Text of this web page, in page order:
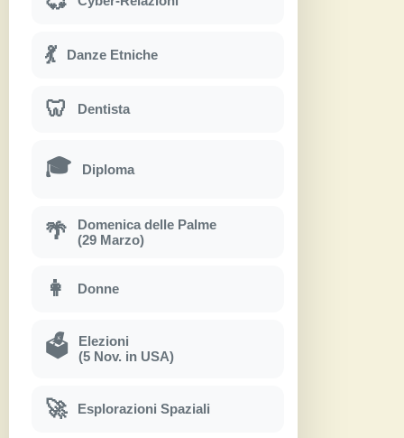
💃 Danze Etniche
🦷 Dentista
🎓 Diploma
🌴
Domenica delle Palme
(29 Marzo)
👩 Donne
🗳
Elezioni
(5 Nov. in USA)
🚀 Esplorazioni Spaziali